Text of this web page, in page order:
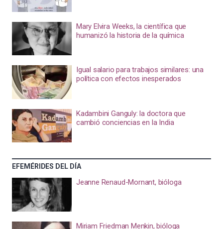
Mary Elvira Weeks, la científica que
humanizó la historia de la química
Igual salario para trabajos similares: una
política con efectos inesperados
Kadambini Ganguly: la doctora que
cambió conciencias en la India
EFEMÉRIDES DEL DÍA
Jeanne Renaud-Mornant, bióloga
Miriam Friedman Menkin, bióloga